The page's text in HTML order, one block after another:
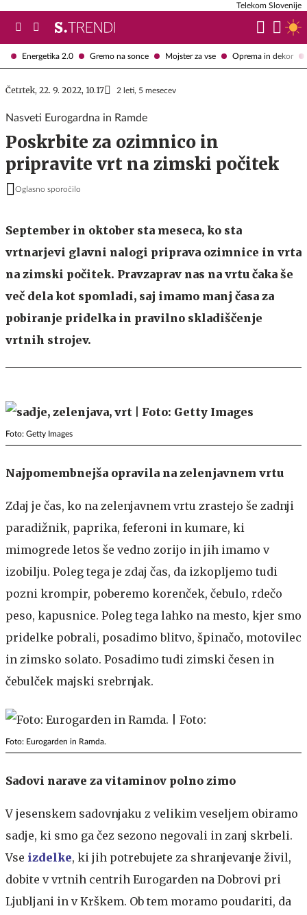
Energetika 2.0 Gremo na sonce Mojster za vse Oprema in dekor
Telekom Slovenije
Četrtek, 22. 9. 2022, 10.17 2 leti, 5 mesecev
Nasveti Eurogardna in Ramde
Poskrbite za ozimnico in
pripravite vrt na zimski počitek
Oglasno sporočilo
September in oktober sta meseca, ko sta
vrtnarjevi glavni nalogi priprava ozimnice in vrta
na zimski počitek. Pravzaprav nas na vrtu čaka še
več dela kot spomladi, saj imamo manj časa za
pobiranje pridelka in pravilno skladiščenje
vrtnih strojev.
Foto: Getty Images
Najpomembnejša opravila na zelenjavnem vrtu
Zdaj je čas, ko na zelenjavnem vrtu zrastejo še zadnji
paradižnik, paprika, feferoni in kumare, ki
mimogrede letos še vedno zorijo in jih imamo v
izobilju. Poleg tega je zdaj čas, da izkopljemo tudi
pozni krompir, poberemo korenček, čebulo, rdečo
peso, kapusnice. Poleg tega lahko na mesto, kjer smo
pridelke pobrali, posadimo blitvo, špinačo, motovilec
in zimsko solato. Posadimo tudi zimski česen in
čebulček majski srebrnjak.
Foto: Eurogarden in Ramda.
Sadovi narave za vitaminov polno zimo
V jesenskem sadovnjaku z velikim veseljem obiramo
sadje, ki smo ga čez sezono negovali in zanj skrbeli.
Vse izdelke, ki jih potrebujete za shranjevanje živil,
dobite v vrtnih centrih Eurogarden na Dobrovi pri
Ljubljani in v Krškem. Ob tem moramo poudariti, da